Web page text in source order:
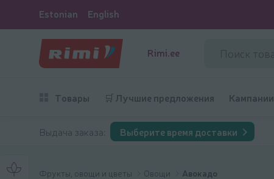
Estonian English
Rimi.ee
Товары 🛒 Лучшие предложения Кампании
Выдача заказа: Выберите время доставки
Фрукты, овощи и цветы Овощи Авокадо